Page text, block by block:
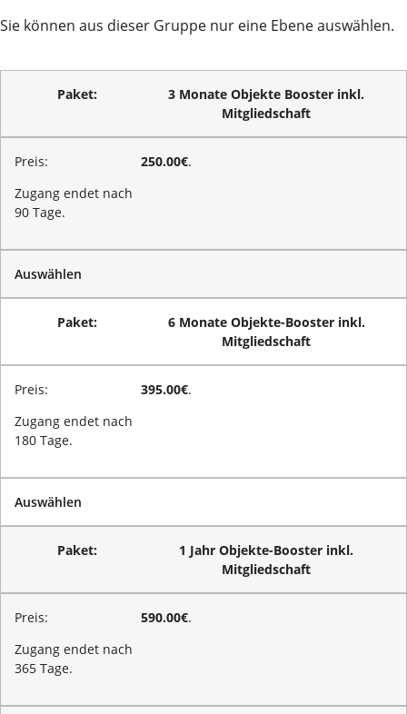
Sie können aus dieser Gruppe nur eine Ebene auswählen.
3 Monate Objekte Booster inkl.
Mitgliedschaft
250.00€.
Zugang endet nach
90 Tage.
Auswählen
6 Monate Objekte-Booster inkl.
Mitgliedschaft
395.00€.
Zugang endet nach
180 Tage.
Auswählen
1 Jahr Objekte-Booster inkl.
Mitgliedschaft
590.00€.
Zugang endet nach
365 Tage.